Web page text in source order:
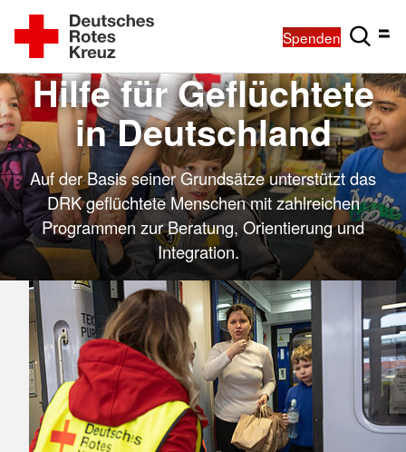
Spenden
Hilfe für Geflüchtete
in Deutschland
Auf der Basis seiner Grundsätze unterstützt das
DRK geflüchtete Menschen mit zahlreichen
Programmen zur Beratung, Orientierung und
Integration.